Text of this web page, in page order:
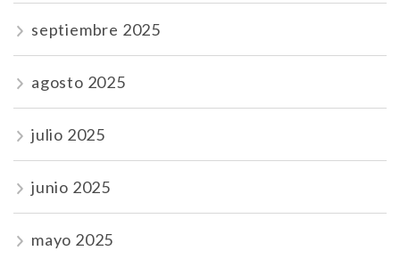
septiembre 2025
agosto 2025
julio 2025
junio 2025
mayo 2025